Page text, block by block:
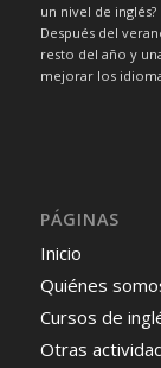
un nivel de
Después del
resto del año y
mejorar los
PÁGINAS
Inicio
Quiénes
Cursos de
Otras